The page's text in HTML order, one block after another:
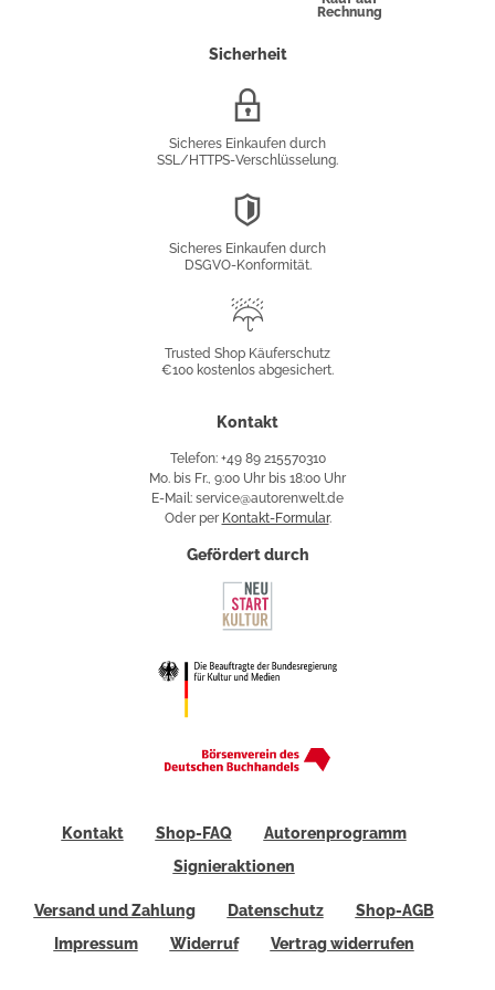
Rechnung
Sicherheit
Sicheres Einkaufen durch
SSL/HTTPS-Verschlüsselung.
Sicheres Einkaufen durch
DSGVO-Konformität.
Käuferschutz
Trusted Shop Käuferschutz
€100 kostenlos abgesichert.
Kontakt
Telefon: +49 89 215570310
Mo. bis Fr., 9:00 Uhr bis 18:00 Uhr
E-Mail: service@autorenwelt.de
Oder per Kontakt-Formular.
Gefördert durch
Kontakt Shop-FAQ
Autorenprogramm
Signieraktionen
Versand und Zahlung Datenschutz
Shop-AGB
Impressum
Widerruf Vertrag widerrufen